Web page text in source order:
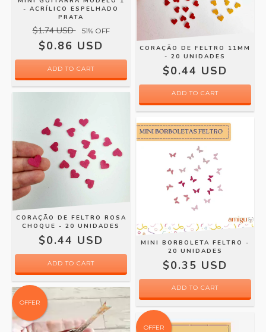
- ACRÍLICO ESPELHADO
PRATA
$1.74 USD 51% OFF
$0.86 USD
CORAÇÃO DE FELTRO 11MM
- 20 UNIDADES
$0.44 USD
ADD TO CART
CORAÇÃO DE FELTRO ROSA
CHOQUE - 20 UNIDADES
$0.44 USD
MINI BORBOLETA FELTRO -
20 UNIDADES
$0.35 USD
ADD TO CART
OFFER
OFFER